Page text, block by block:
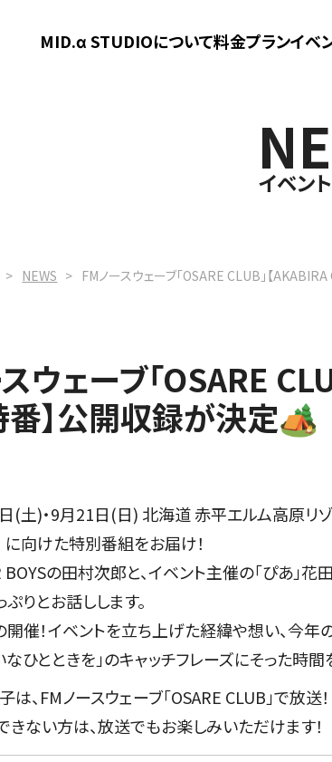
MID.α STUDIOについて料金プランイベ
イベン
NEWS FMノースウェーブ「OSARE CLUB」【
ウェーブ「OSARE
】公開収録が決定🏕️
(土)・9月21日(日) 北海道 赤平エルム高原リゾ
に向けた特別番組をお届け！
の田村次郎と、イベント主催の「ぴあ」
りとお話しします。
催！イベントを立ち上げた経緯や想い、今年
なひとときを」のキャッチフレーズにそった時
、FMノースウェーブ「OSARE CLUB」で放送！
きない方は、放送でもお楽しみいただけます！